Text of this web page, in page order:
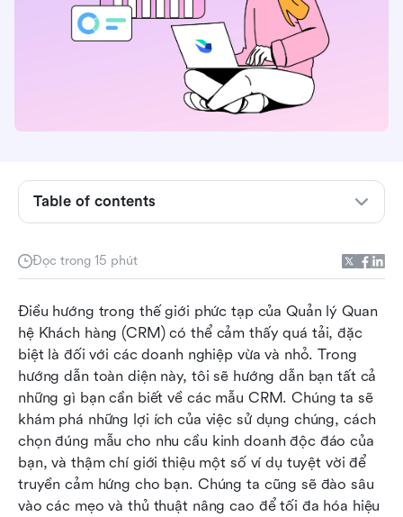
Đọc trong 15 phút
Điều hướng trong thế giới phức tạp của Quản lý Quan
hệ Khách hàng (CRM) có thể cảm thấy quá tải, đặc
biệt là đối với các doanh nghiệp vừa và nhỏ. Trong
hướng dẫn toàn diện này, tôi sẽ hướng dẫn bạn tất cả
những gì bạn cần biết về các mẫu CRM. Chúng ta sẽ
khám phá những lợi ích của việc sử dụng chúng, cách
chọn đúng mẫu cho nhu cầu kinh doanh độc đáo của
bạn, và thậm chí giới thiệu một số ví dụ tuyệt vời để
truyền cảm hứng cho bạn. Chúng ta cũng sẽ đào sâu
vào các mẹo và thủ thuật nâng cao để tối đa hóa hiệu
Table of contents
Lark Base: Quản lý Quan hệ Khách hàng
Lark Base: Hệ thống CRM nhẹ
Lark Base: Basic CRM
Google Sheets: Mẫu CRM bảng tính (bởi
Google Sheets: Bảng tính CRM tập trung vào
hành động (bởi OnePage CRM)
Excel: Mẫu Phễu Bán Hàng (do Salesflare cung
cấp)
Notion: CRM Bán hàng
Jotform: CRM cho Doanh nghiệp Nhỏ
Thăng cấp: Sử dụng mẫu CRM nâng cao
Kết luận: Tận dụng sức mạnh của các mẫu CRM